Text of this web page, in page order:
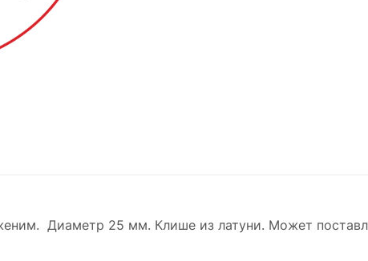
Диаметр 25 мм. Клише из латуни. Может